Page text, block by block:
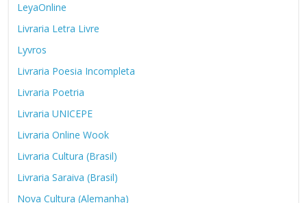
LeyaOnline
Livraria Letra Livre
Lyvros
Livraria Poesia Incompleta
Livraria Poetria
Livraria UNICEPE
Livraria Online Wook
Livraria Cultura (Brasil)
Livraria Saraiva (Brasil)
Nova Cultura (Alemanha)